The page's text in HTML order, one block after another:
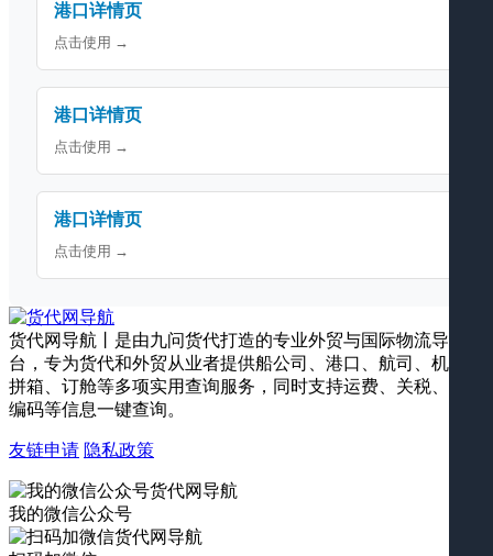
港口详情页
点击使用 →
港口详情页
点击使用 →
港口详情页
点击使用 →
货代网导航丨是由九问货代打造的专业外贸与国际物流导航平
台，专为货代和外贸从业者提供船公司、港口、航司、机场、
拼箱、订舱等多项实用查询服务，同时支持运费、关税、海关
编码等信息一键查询。
友链申请 隐私政策
我的微信公众号